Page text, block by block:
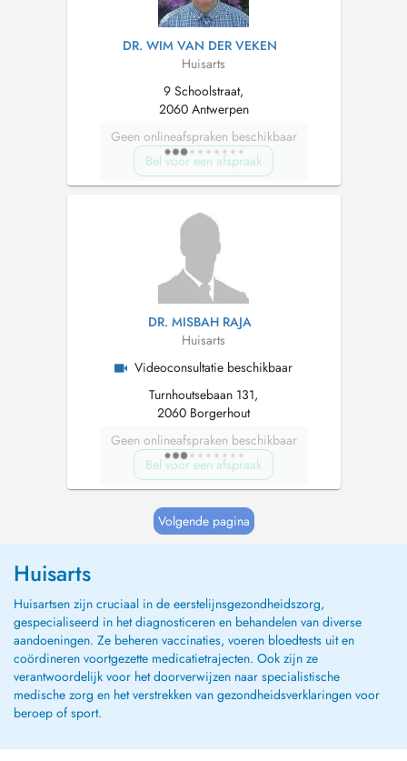
DR. WIM VAN DER VEKEN
Huisarts
9 Schoolstraat,
2060 Antwerpen
Geen onlineafspraken beschikbaar
Bel voor een afspraak
DR. MISBAH RAJA
Huisarts
Videoconsultatie beschikbaar
Turnhoutsebaan 131,
2060 Borgerhout
Geen onlineafspraken beschikbaar
Bel voor een afspraak
Volgende pagina
Huisarts
Huisartsen zijn cruciaal in de eerstelijnsgezondheidszorg,
gespecialiseerd in het diagnosticeren en behandelen van diverse
aandoeningen. Ze beheren vaccinaties, voeren bloedtests uit en
coördineren voortgezette medicatietrajecten. Ook zijn ze
verantwoordelijk voor het doorverwijzen naar specialistische
medische zorg en het verstrekken van gezondheidsverklaringen voor
beroep of sport.